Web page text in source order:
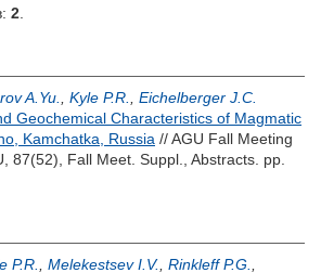
2
A.Yu. Kyle P.R.
Eichelberger J.C.
Geochemical Characteristics of Magmatic
Kamchatka, Russia // AGU Fall Meeting
87(52), Fall Meet. Suppl., Abstracts. pp.
P.R. Melekestsev I.V. Rinkleff P.G.